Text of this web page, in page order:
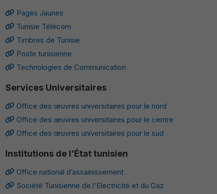
Pages Jaunes
Tunisie Télécom
Timbres de Tunisie
Poste tunisienne
Technologies de Communication
Services Universitaires
Office des œuvres universitaires pour le nord
Office des œuvres universitaires pour le centre
Office des œuvres universitaires pour le sud
Institutions de l'État tunisien
Office national d’assainissement
Société Tunisienne de l'Electricité et du Gaz